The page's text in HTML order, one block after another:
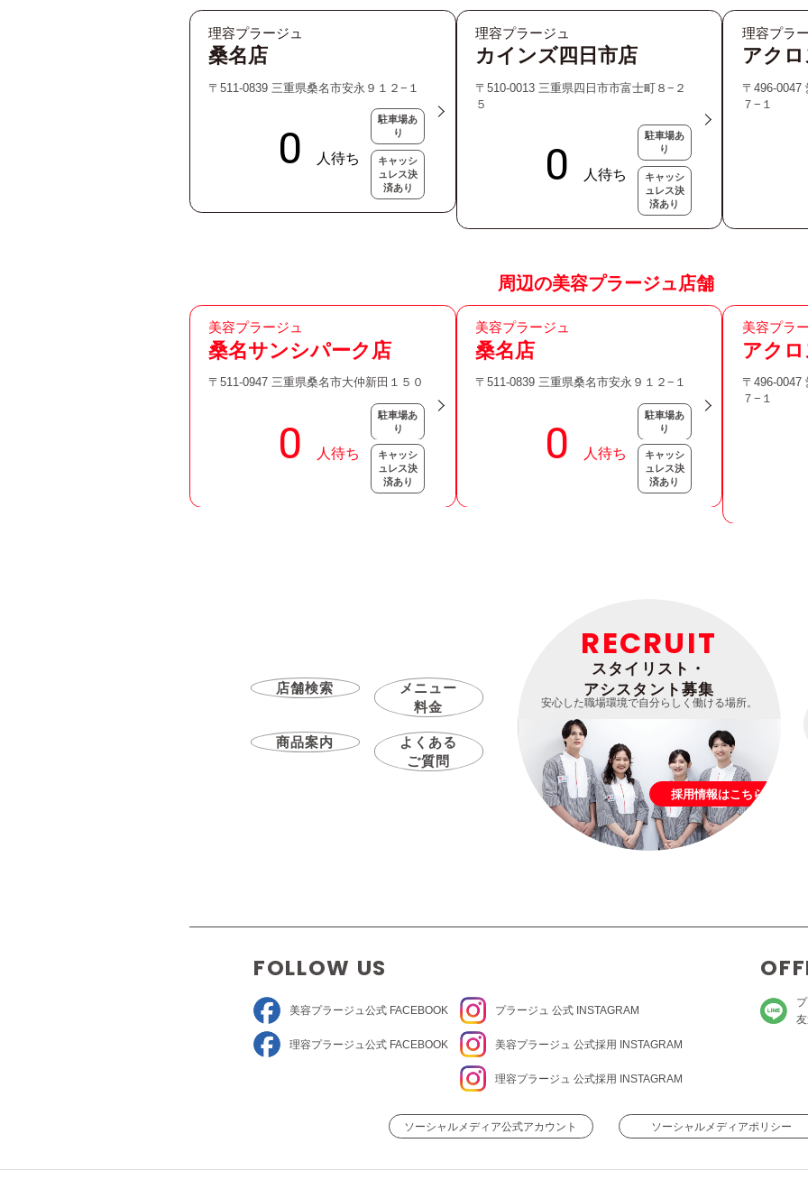
理容プラージュ
桑名店
〒511-0839 三重県桑名市安永９１２−１
駐車場あ
り
キャッシ
ュレス決
済あり
理容プラージュ
カインズ四日市店
〒510-0013 三重県四日市市富士町８−２
５
駐車場あ
り
キャッシ
ュレス決
済あり
理容プラ
アク
〒496-0047
７−１
周辺の美容プラージュ店舗
美容プラージュ
桑名サンシパーク店
〒511-0947 三重県桑名市大仲新田１５０
駐車場あ
り
キャッシ
ュレス決
済あり
美容プラージュ
桑名店
〒511-0839 三重県桑名市安永９１２−１
駐車場あ
り
キャッシ
ュレス決
済あり
美容プラ
アク
〒496-0047
７−１
店舗検索
メニュー
料金
商品案内
よくある
ご質問
RECRUIT
スタイリスト・
アシスタント募集
安心した職場環境で自分らしく働ける場所。
採用情報はこちら
FOLLOW US
美容プラージュ 公式 FACEBOOK
理容プラージュ 公式 FACEBOOK
プラージュ公式 INSTAGRAM
美容プラージュ 公式採用 INSTAGRAM
理容プラージュ 公式採用 INSTAGRAM
ソーシャルメディア公式アカウント ソーシャルメディアポリシー